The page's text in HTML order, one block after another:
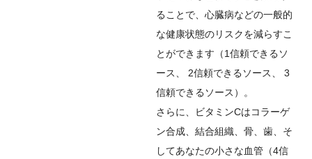
ることで、心臓病などの一般的
な健康状態のリスクを減らすこ
とができます（1信頼できるソ
ース
2信頼できるソース
3
信頼できるソース ）。
さらに、ビタミンCはコラーゲ
ン合成、結合組織、骨、歯、そ
してあなたの小さな血管（4信